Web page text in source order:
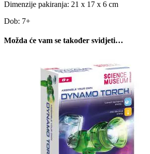
Dimenzije pakiranja: 21 x 17 x 6 cm
Dob: 7+
Možda će vam se također svidjeti…